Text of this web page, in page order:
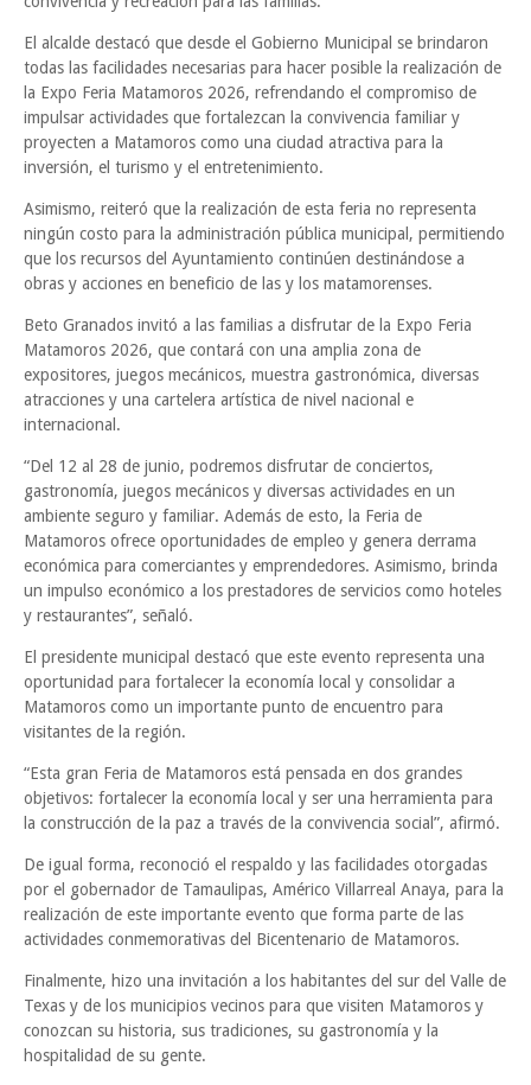
El alcalde destacó que desde el Gobierno Municipal se brindaron
todas las facilidades necesarias para hacer posible la realización de
la Expo Feria Matamoros 2026, refrendando el compromiso de
impulsar actividades que fortalezcan la convivencia familiar y
proyecten a Matamoros como una ciudad atractiva para la
inversión, el turismo y el entretenimiento.
Asimismo, reiteró que la realización de esta feria no representa
ningún costo para la administración pública municipal, permitiendo
que los recursos del Ayuntamiento continúen destinándose a
obras y acciones en beneficio de las y los matamorenses.
Beto Granados invitó a las familias a disfrutar de la Expo Feria
Matamoros 2026, que contará con una amplia zona de
expositores, juegos mecánicos, muestra gastronómica, diversas
atracciones y una cartelera artística de nivel nacional e
internacional.
“Del 12 al 28 de junio, podremos disfrutar de conciertos,
gastronomía, juegos mecánicos y diversas actividades en un
ambiente seguro y familiar. Además de esto, la Feria de
Matamoros ofrece oportunidades de empleo y genera derrama
económica para comerciantes y emprendedores. Asimismo, brinda
un impulso económico a los prestadores de servicios como hoteles
y restaurantes”, señaló.
El presidente municipal destacó que este evento representa una
oportunidad para fortalecer la economía local y consolidar a
Matamoros como un importante punto de encuentro para
visitantes de la región.
“Esta gran Feria de Matamoros está pensada en dos grandes
objetivos: fortalecer la economía local y ser una herramienta para
la construcción de la paz a través de la convivencia social”, afirmó.
De igual forma, reconoció el respaldo y las facilidades otorgadas
por el gobernador de Tamaulipas, Américo Villarreal Anaya, para la
realización de este importante evento que forma parte de las
actividades conmemorativas del Bicentenario de Matamoros.
Finalmente, hizo una invitación a los habitantes del sur del Valle de
Texas y de los municipios vecinos para que visiten Matamoros y
conozcan su historia, sus tradiciones, su gastronomía y la
hospitalidad de su gente.